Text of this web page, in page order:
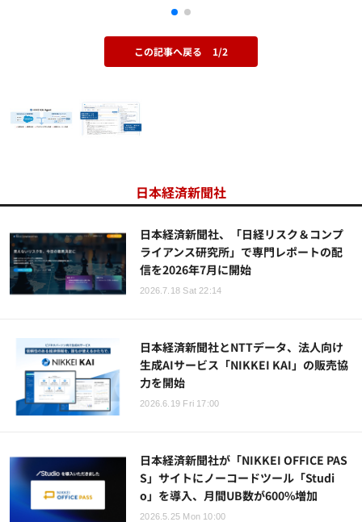
この記事へ戻る 1/2
日本経済新聞社
日本経済新聞社、「日経リスク＆コンプ
ライアンス研究所」で専門レポートの配
信を2026年7月に開始
2026.7.18 Sat 22:14
日本経済新聞社とNTTデータ、法人向け
生成AIサービス「NIKKEI KAI」の販売協
力を開始
2026.6.19 Fri 17:00
日本経済新聞社が「NIKKEI OFFICE PAS
S」サイトにノーコードツール「Studi
o」を導入、月間UB数が600%増加
2026.5.25 Mon 10:00